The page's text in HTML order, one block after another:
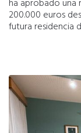
ha aprobado
200.000 euros
futura residencia